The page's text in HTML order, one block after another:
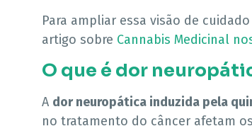
Para ampliar essa visão de
artigo sobre Cannabis Medicinal
O que é dor
A dor neuropática induzida pela
no tratamento do câncer afetam